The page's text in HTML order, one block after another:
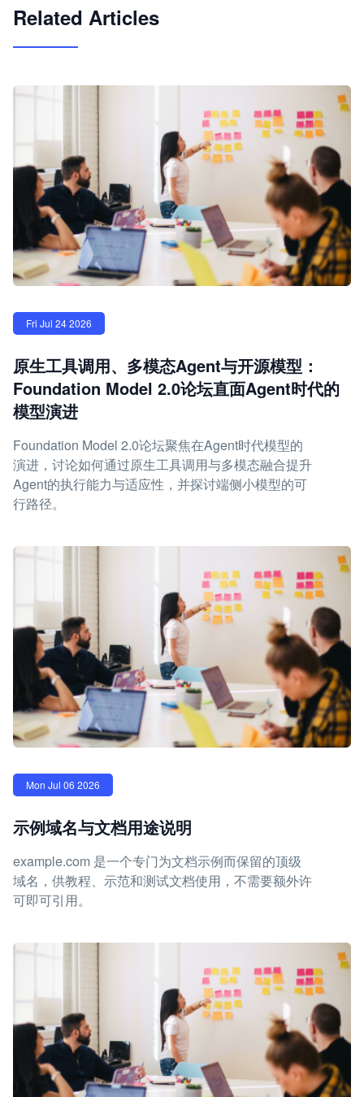
Related Articles
Fri Jul 24 2026
原生工具调用、多模态Agent与开源模型：
Foundation Model 2.0论坛直面Agent时代的
模型演进
Foundation Model 2.0论坛聚焦在Agent时代模型的
演进，讨论如何通过原生工具调用与多模态融合提升
Agent的执行能力与适应性，并探讨端侧小模型的可
行路径。
Mon Jul 06 2026
示例域名与文档用途说明
example.com 是一个专门为文档示例而保留的顶级
域名，供教程、示范和测试文档使用，不需要额外许
可即可引用。